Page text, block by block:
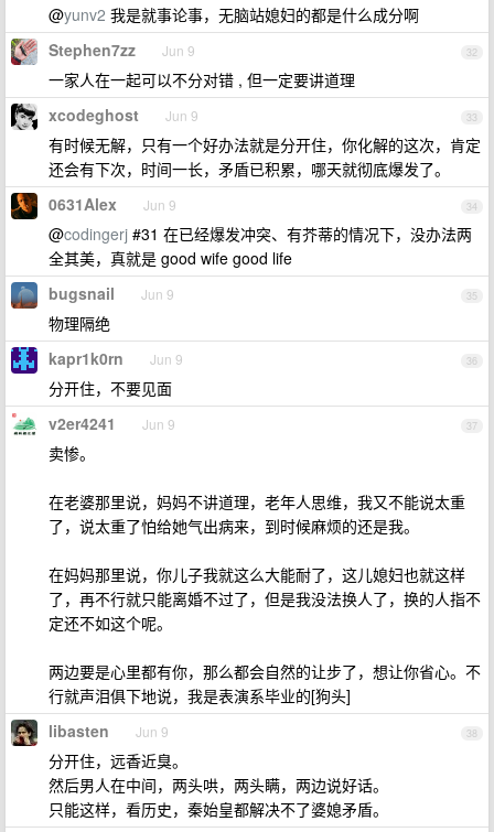
@yunv2 我是就事论事，无脑站媳妇的都是什么成分啊
32
Stephen7zz Jun 9
一家人在一起可以不分对错 , 但一定要讲道理
33
xcodeghost Jun 9
有时候无解，只有一个好办法就是分开住，你化解的这次，肯定
还会有下次，时间一长，矛盾已积累，哪天就彻底爆发了。
34
0631Alex Jun 9
@codingerj #31 在已经爆发冲突、有芥蒂的情况下，没办法两
全其美，真就是 good wife good life
35
bugsnail Jun 9
物理隔绝
36
kapr1k0rn Jun 9
分开住，不要见面
37
v2er4241 Jun 9
卖惨。
在老婆那里说，妈妈不讲道理，老年人思维，我又不能说太重
了，说太重了怕给她气出病来，到时候麻烦的还是我。
在妈妈那里说，你儿子我就这么大能耐了，这儿媳妇也就这样
了，再不行就只能离婚不过了，但是我没法换人了，换的人指不
定还不如这个呢。
两边要是心里都有你，那么都会自然的让步了，想让你省心。不
行就声泪俱下地说，我是表演系毕业的[狗头]
38
libasten Jun 9
分开住，远香近臭。
然后男人在中间，两头哄，两头瞒，两边说好话。
只能这样，看历史，秦始皇都解决不了婆媳矛盾。